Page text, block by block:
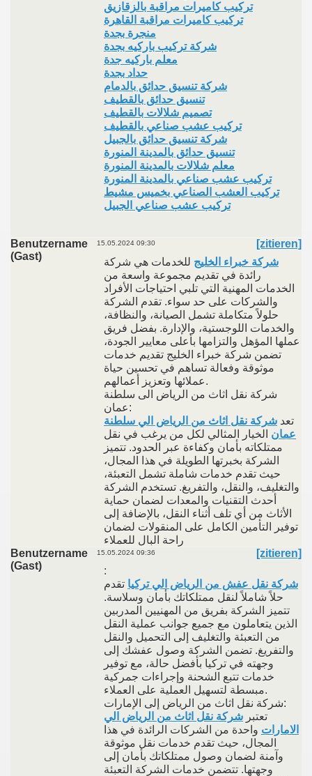
تركيب كاميرات مراقبة بالزقازيق
تركيب كاميرات مراقبة القاهرة
منجرة بجدة
شركة تركيب باركيه بجدة
معلم باركيه جدة
حداد بجدة
شركة تنسيق حدائق بالدمام
تنسيق حدائق بالقطيف
تصميم شلالات بالقطيف
تركيب عشب صناعي بالقطيف
شركة تنسيق حدائق بالجبيل
تنسيق حدائق بالمدينة المنورة
معلم شلالات بالمدينة المنورة
تركيب عشب صناعي بالمدينة المنورة
تركيب العشب الصناعي بخميس مشيط
تركيب عشب صناعي الجبيل
Benutzername
(Gast)
15.05.2024 09:30
[zitieren]
شركة خبراء الخليج للخدمات هي شركة
رائدة في تقديم مجموعة واسعة من
الخدمات المهنية التي تلبي احتياجات الأفراد
والشركات على حد سواء. تقدم الشركة
حلولاً متكاملة تشمل الصيانة، والنظافة،
والخدمات اللوجستية، والإدارة. بفضل فريق
عملها المؤهل والتزامها بأعلى معايير الجودة،
تضمن شركة خبراء الخليج تقديم خدمات
موثوقة وفعالة تساهم في تحسين حياة
عملائها وتعزيز أعمالهم.
شركة نقل اثاث من الرياض الى سلطنة
عمان:
تعد شركة نقل اثاث من الرياض الي سلطنة
عمان الخيار المثالي لكل من يرغب في نقل
ممتلكاته بأمان وكفاءة عبر الحدود. تتميز
الشركة بخبرتها الطويلة في هذا المجال،
حيث تقدم خدمات شاملة تشمل التعبئة،
والتغليف، والنقل، والتفريغ. تستخدم الشركة
أحدث التقنيات والمعدات لضمان حماية
الأثاث من أي تلف أثناء النقل، بالإضافة إلى
توفير التأمين الكامل على المنقولات لضمان
راحة البال للعملاء
Benutzername
(Gast)
15.05.2024 09:36
[zitieren]
:
شركة نقل عفش من الرياض الي تركيا تقدم
حلاً شاملاً لنقل ممتلكاتك بأمان وسلاسة.
تتميز الشركة بفريق من المهنيين المدربين
الذين يتعاملون مع جميع جوانب عملية النقل
من التعبئة والتغليف إلى التحميل والنقل
والتفريغ. تضمن الشركة وصول عفشك إلى
وجهته في تركيا بأفضل حالة، مع توفير
خدمات تتبع الشحنة وإجراءات جمركية
مبسطة لتسهيل العملية على العملاء.
شركة نقل اثاث من الرياض إلى الإمارات:
تعتبر شركة نقل اثاث من الرياض الي
الامارات واحدة من الشركات الرائدة في هذا
المجال، حيث تقدم خدمات نقل موثوقة
وآمنة لضمان وصول ممتلكاتك بأمان إلى
وجهتها. تتضمن خدمات الشركة التعبئة